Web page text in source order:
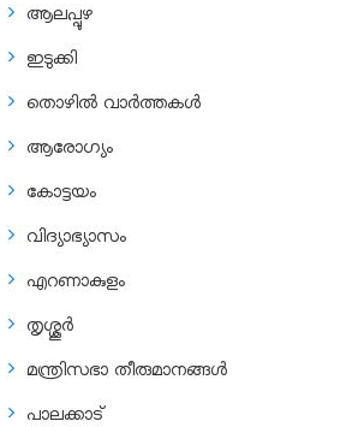
ആലപ്പുഴ
ഇടുക്കി
തൊഴിൽ വാർത്തകൾ
ആരോഗ്യം
കോട്ടയം
വിദ്യാഭ്യാസം
എറണാകുളം
തൃശ്ശൂർ
മന്ത്രിസഭാ തീരുമാനങ്ങൾ
പാലക്കാട്